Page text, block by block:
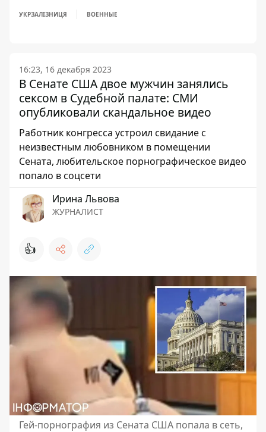
УКРЗАЛІЗНИЦЯ ВОЕННЫЕ
16:23, 16 декабря 2023
В Сенате США двое мужчин занялись
сексом в Судебной палате: СМИ
опубликовали скандальное видео
Работник конгресса устроил свидание с
неизвестным любовником в помещении
Сената, любительское порнографическое видео
попало в соцсети
Ирина Львова
ЖУРНАЛИСТ
👍
Гей-порнография из Сената США попала в сеть,